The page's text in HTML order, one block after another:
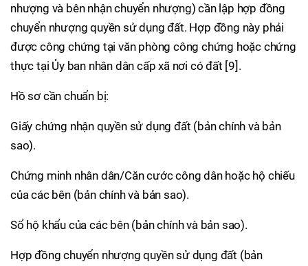
nhượng và bên nhận chuyển nhượng) cần lập hợp đồng
chuyển nhượng quyền sử dụng đất. Hợp đồng này phải
được công chứng tại văn phòng công chứng hoặc chứng
thực tại Ủy ban nhân dân cấp xã nơi có đất [9].
Hồ sơ cần chuẩn bị:
Giấy chứng nhận quyền sử dụng đất (bản chính và bản
sao).
Chứng minh nhân dân/Căn cước công dân hoặc hộ chiếu
của các bên (bản chính và bản sao).
Sổ hộ khẩu của các bên (bản chính và bản sao).
Hợp đồng chuyển nhượng quyền sử dụng đất (bản